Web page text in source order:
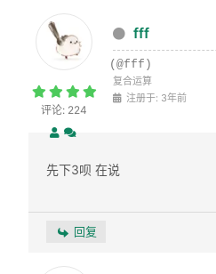
评论: 224
fff
(@fff)
复合运算
注册于: 3年前
先下3呗 在说
回复